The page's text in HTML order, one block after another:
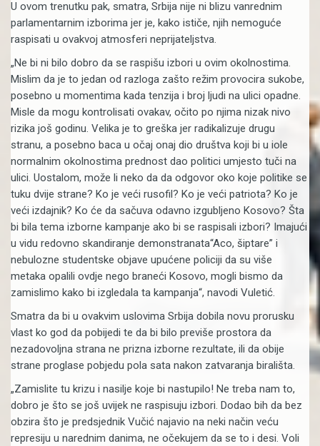
U ovom trenutku pak, smatra, Srbija nije ni blizu vanrednim
parlamentarnim izborima jer je, kako ističe, njih nemoguće
raspisati u ovakvoj atmosferi neprijateljstva.
„Ne bi ni bilo dobro da se raspišu izbori u ovim okolnostima.
Mislim da je to jedan od razloga zašto režim provocira sukobe,
posebno u momentima kada tenzija i broj ljudi na ulici opadne.
Misle da mogu kontrolisati ovakav, očito po njima nizak nivo
rizika još godinu. Velika je to greška jer radikalizuje drugu
stranu, a posebno baca u očaj onaj dio društva koji bi u iole
normalnim okolnostima prednost dao politici umjesto tuči na
ulici. Uostalom, može li neko da da odgovor oko koje politike se
tuku dvije strane? Ko je veći rusofil? Ko je veći patriota? Ko je
veći izdajnik? Ko će da sačuva odavno izgubljeno Kosovo? Šta
bi bila tema izborne kampanje ako bi se raspisali izbori? Imajući
u vidu redovno skandiranje demonstranata“Aco, šiptare” i
nebulozne studentske objave upućene policiji da su više
metaka opalili ovdje nego braneći Kosovo, mogli bismo da
zamislimo kako bi izgledala ta kampanja“, navodi Vuletić.
Smatra da bi u ovakvim uslovima Srbija dobila novu prorusku
vlast ko god da pobijedi te da bi bilo previše prostora da
nezadovoljna strana ne prizna izborne rezultate, ili da obije
strane proglase pobjedu pola sata nakon zatvaranja birališta.
„Zamislite tu krizu i nasilje koje bi nastupilo! Ne treba nam to,
dobro je što se još uvijek ne raspisuju izbori. Dodao bih da bez
obzira što je predsjednik Vučić najavio na neki način veću
represiju u narednim danima, ne očekujem da se to i desi. Voli